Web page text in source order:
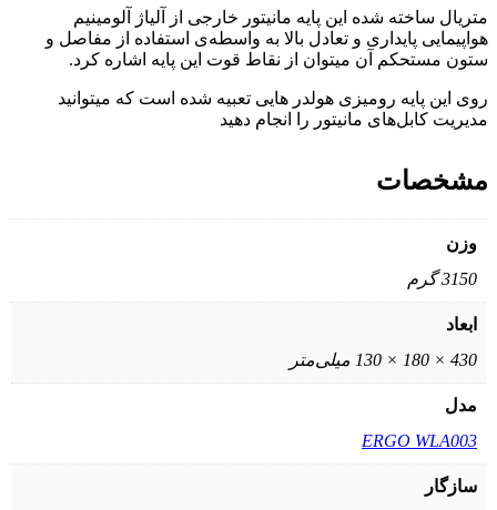
متریال ساخته شده این پایه مانیتور خارجی از آلیاژ آلومینیم
هواپیمایی پایداری و تعادل بالا به واسطه‌ی استفاده از مفاصل و
ستون مستحکم آن میتوان از نقاط قوت این پایه اشاره کرد.
روی این پایه رومیزی هولدر هایی تعبیه شده است که میتوانید
مدیریت کابل‌های مانیتور را انجام دهید
مشخصات
وزن
3150 گرم
ابعاد
430 × 180 × 130 میلی‌متر
مدل
ERGO WLA003
سازگار